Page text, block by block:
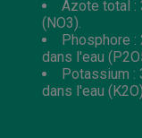
Azote total :
(NO3).
Phosphore :
dans l'eau
Potassium :
dans l'eau (K2O).